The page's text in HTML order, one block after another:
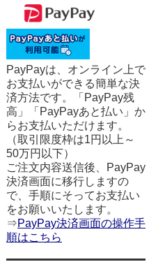
PayPayは、オンライン上で
お支払いができる簡単な決
済方法です。「PayPay残
高」「PayPayあと払い」か
らお支払いただけます。
（取引限度枠は1円以上～
50万円以下）
ご注文内容送信後、PayPay
決済画面に移行しますの
で、手順にそってお支払い
をお願いいたします。
⇒PayPay決済画面の操作手
順はこちら